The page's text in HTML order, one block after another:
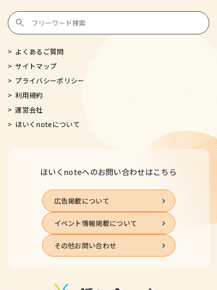
よくあるご質問
サイトマップ
プライバシーポリシー
利用規約
運営会社
ほいくnoteについて
ほいくnoteへのお問い合わせはこちら
広告掲載について
イベント情報掲載について
その他お問い合わせ